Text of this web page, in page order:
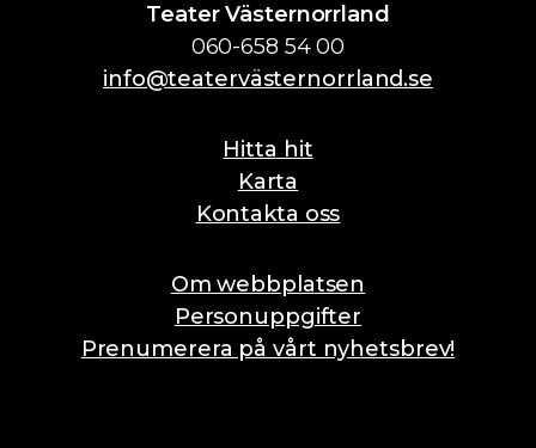
Teater Västernorrland
060-658 54 00
info@teatervästernorrland.se
Hitta hit
Karta
Kontakta oss
Om webbplatsen
Personuppgifter
Prenumerera på vårt nyhetsbrev!